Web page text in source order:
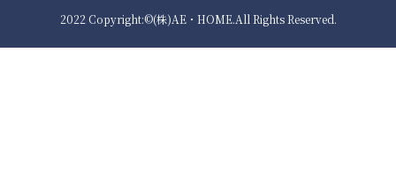
2022 Copyright:©(株)AE・HOME.All Rights Reserved.